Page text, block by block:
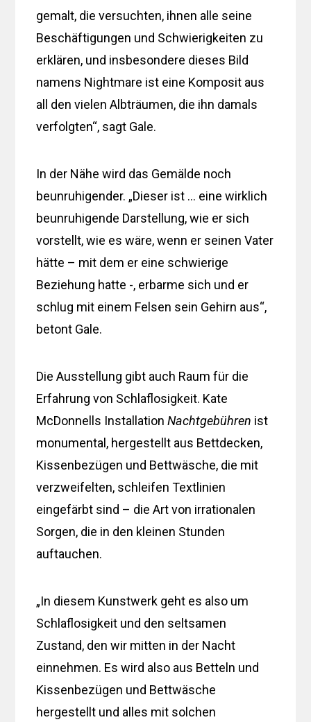
gemalt, die versuchten, ihnen alle seine
Beschäftigungen und Schwierigkeiten zu
erklären, und insbesondere dieses Bild
namens Nightmare ist eine Komposit aus
all den vielen Albträumen, die ihn damals
verfolgten“, sagt Gale.
In der Nähe wird das Gemälde noch
beunruhigender. „Dieser ist … eine wirklich
beunruhigende Darstellung, wie er sich
vorstellt, wie es wäre, wenn er seinen Vater
hätte – mit dem er eine schwierige
Beziehung hatte -, erbarme sich und er
schlug mit einem Felsen sein Gehirn aus“,
betont Gale.
Die Ausstellung gibt auch Raum für die
Erfahrung von Schlaflosigkeit. Kate
McDonnells InstallationNachtgebühren ist
monumental, hergestellt aus Bettdecken,
Kissenbezügen und Bettwäsche, die mit
verzweifelten, schleifen Textlinien
eingefärbt sind – die Art von irrationalen
Sorgen, die in den kleinen Stunden
auftauchen.
„In diesem Kunstwerk geht es also um
Schlaflosigkeit und den seltsamen
Zustand, den wir mitten in der Nacht
einnehmen. Es wird also aus Betteln und
Kissenbezügen und Bettwäsche
hergestellt und alles mit solchen